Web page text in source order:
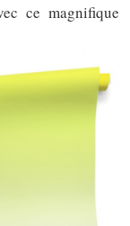
ce magnifique